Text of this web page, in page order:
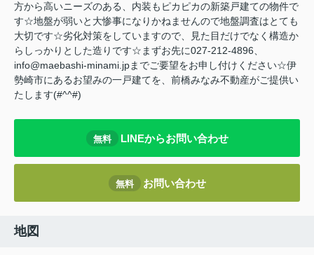
方から高いニーズのある、内装もピカピカの新築戸建ての物件で
す☆地盤が弱いと大惨事になりかねませんので地盤調査はとても
大切です☆劣化対策をしていますので、見た目だけでなく構造か
らしっかりとした造りです☆まずお先に027-212-4896、
info@maebashi-minami.jpまでご要望をお申し付けください☆伊
勢崎市にあるお望みの一戸建てを、前橋みなみ不動産がご提供い
たします(#^^#)
無料 LINEからお問い合わせ
無料 お問い合わせ
地図